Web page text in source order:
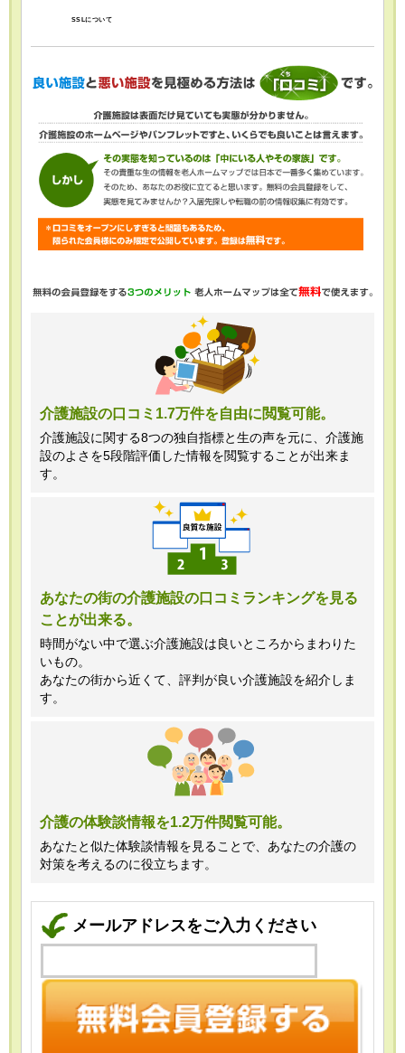
おける個人情報の安全管理が図られるよ
・当個人情報の利用目的の通知、開示、
内容の訂正・追加または削除、利用の停
止・消去および第三者への提供の停止
（「開示等」といいます。）を受け付け
ております。開示等の求めは、以下の
「個人情報苦情及び相談窓口」で受け付
けます。
最適なご回答ができない場合がありま
・当ホームページではご利用状況の統計
調査のためクッキー等を用いております
が、これによる個人情報の取得、利用は
行っておりません。
株式会社クリエイターズネクスト個人情
報保護管理者 窪田望
TEL:0120-21-7070
（受付時間 10時～19時 土日祝日除
く・営業のお電話はお断りいたします）
SSLについて
介護施設の口コミ1.7万件を自由に閲覧可能。
介護施設に関する8つの独自指標と生の声を元に、介護施
設のよさを5段階評価した情報を閲覧することが出来ま
す。
あなたの街の介護施設の口コミランキングを見る
ことが出来る。
時間がない中で選ぶ介護施設は良いところからまわりた
いもの。
あなたの街から近くて、評判が良い介護施設を紹介しま
す。
介護の体験談情報を1.2万件閲覧可能。
あなたと似た体験談情報を見ることで、あなたの介護の
対策を考えるのに役立ちます。
メールアドレスをご入力ください